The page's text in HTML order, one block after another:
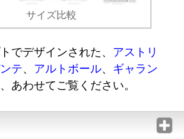
サイズ比較
でデザインされた、 アストリ
テ、 アルトボール、 ギャラン
あわせてご覧ください。